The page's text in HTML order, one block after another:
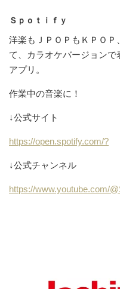
Ｓｐｏｔｉｆｙ
洋楽もＪＰＯＰもＫＰＯＰ
て、カラオケバージョンで
アプリ。
作業中の音楽に！
↓公式サイト
https://open.spotify.com/?
↓公式チャンネル
https://www.youtube.com/